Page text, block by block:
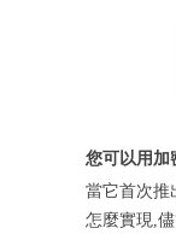
您可以用加
當它首次推
怎麼實現,